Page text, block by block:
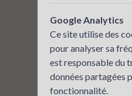
Google Analytics
Ce site utilise des
pour analyser sa
est responsable du
données partagées
fonctionnalité.